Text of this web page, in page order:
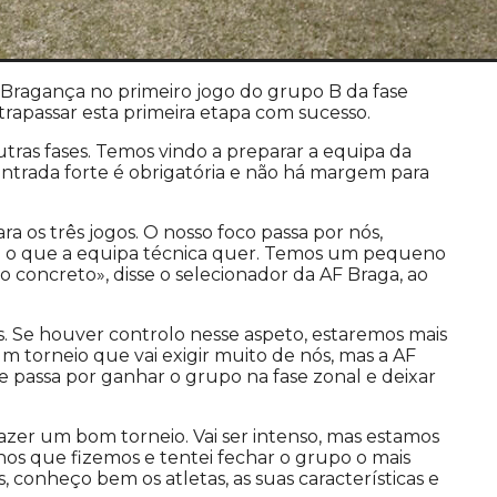
no primeiro jogo do grupo B da fase
esta primeira etapa com sucesso.
fases. Temos vindo a preparar a equipa da
forte é obrigatória e não há margem para
os três jogos. O nosso foco passa por nós,
o que a equipa técnica quer. Temos um pequeno
disse o selecionador da AF Braga, ao
Se houver controlo nesse aspeto, estaremos mais
torneio que vai exigir muito de nós, mas a AF
por ganhar o grupo na fase zonal e deixar
um bom torneio. Vai ser intenso, mas estamos
que fizemos e tentei fechar o grupo o mais
bem os atletas, as suas características e